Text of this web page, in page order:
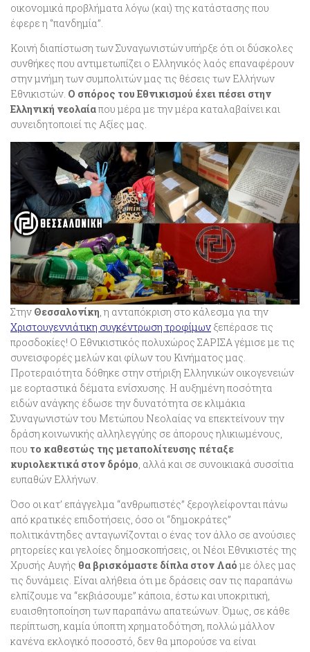
οικονομικά προβλήματα λόγω (και) της κατάστασης που
έφερε η ‘’πανδημία’’.
Κοινή διαπίστωση των Συναγωνιστών υπήρξε ότι οι δύσκολες
συνθήκες που αντιμετωπίζει ο Ελληνικός λαός επαναφέρουν
στην μνήμη των συμπολιτών μας τις θέσεις των Ελλήνων
Εθνικιστών. Ο σπόρος του Εθνικισμού έχει πέσει στην
Ελληνική νεολαίαπου μέρα με την μέρα καταλαβαίνει και
συνειδητοποιεί τις Αξίες μας.
Στην Θεσσαλονίκη, η ανταπόκριση στο κάλεσμα για την
Χριστουγεννιάτικη συγκέντρωση τροφίμων ξεπέρασε τις
προσδοκίες! Ο Εθνικιστικός πολυχώρος ΣΑΡΙΣΑ γέμισε με τις
συνεισφορές μελών και φίλων του Κινήματος μας.
Προτεραιότητα δόθηκε στην στήριξη Ελληνικών οικογενειών
με εορταστικά δέματα ενίσχυσης. Η αυξημένη ποσότητα
ειδών ανάγκης έδωσε την δυνατότητα σε κλιμάκια
Συναγωνιστών του Μετώπου Νεολαίας να επεκτείνουν την
δράση κοινωνικής αλληλεγγύης σε άπορους ηλικιωμένους,
που το καθεστώς της μεταπολίτευσης πέταξε
κυριολεκτικά στον δρόμο, αλλά και σε συνοικιακά συσσίτια
ευπαθών Ελλήνων.
Όσο οι κατ’ επάγγελμα “ανθρωπιστές” ξερογλείφονται πάνω
από κρατικές επιδοτήσεις, όσο οι “δημοκράτες”
πολιτικάντηδες ανταγωνίζονται ο ένας τον άλλο σε ανούσιες
ρητορείες και γελοίες δημοσκοπήσεις, οι Νέοι Εθνικιστές της
Χρυσής Αυγής θα βρισκόμαστε δίπλα στον Λαό με όλες μας
τις δυνάμεις. Είναι αλήθεια ότι με δράσεις σαν τις παραπάνω
ελπίζουμε να “εκβιάσουμε” κάποια, έστω και υποκριτική,
ευαισθητοποίηση των παραπάνω απατεώνων. Όμως, σε κάθε
περίπτωση, καμία ύποπτη χρηματοδότηση, πολλώ μάλλον
κανένα εκλογικό ποσοστό, δεν θα μπορούσε να είναι